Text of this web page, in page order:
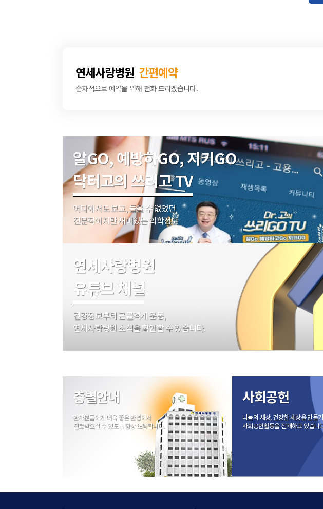
강남 연세사랑병원은 이용자의 신용정보를 포함한 개인신상정보의 보안에 대하
강남 연세사랑병원은 이용자가 원하지 않는 영리목적의 광고성 전자우편을 발송하
이용자는 서비스를 이용할 때 다음 각호의 행위를 하지 않아야 합니다.
이용자의 아이디 및 비밀번호의 관리의 부실로 인한 모든 책임은 이용자가 부담합
이용자는 아이디 및 비밀번호를 도난당하거나 제3자에게 사용되고 있음을 인
합니다.
강남 연세사랑병원이 작성한 저작물에 대한 저작권 기타 지적재산권은 강남 연세사
이용자는 홈페이지를 이용함으로써 얻은 정보를 강남 연세사랑병원의 사전 승낙
하여서는 안됩니다.
강남 연세사랑병원과 이용자는 서비스와 관련하여 발생한 분쟁을 원활하게 해결하
강남 연세사랑병원은 이용자로부터 제출되는 불만사항 및 의견은 우선적으로 그
해 드립니다.
강남 연세사랑병원과 이용자간에 서비스 이용으로 발생한 분쟁에 관한 소송은 강
강남 연세사랑병원과 이용자간에 제기된 소송에는 대한민국법을 적용합니다.
제 1 장 총 칙
제1조 (목적)
이 약관은 강남 연세사랑병원(이하 "병원"라 합니다)이 홈페이지에서 제공하는
제2조 (정의)
이 약관에서 사용하는 용어의 정의는 다음과 같습니다.
1. "이용자"라 함은 홈페이지에 접속하여 이 약관에 따라 홈페이지가 제공하
2. "회원"이라 함은 홈페이지에 개인정보를 제공하여 회원등록을 한 자로서,
있는 자를 말합니다.
3. "비회원"이라 함은 회원에 가입하지 않고 병원 홈페이지에서 제공하는 서
① 이 약관은 병원 홈페이지에 게시하여 공시함으로써 효력이 발생합니다.
② 병원은 합리적인 사유가 발생될 경우에는 이 약관을 변경할 수 있으며, 약
③ 제2항에 의거, 변경된 약관은 제1항과 같은 방법으로 효력이 발생합니다.
④ 회원은 변경된 약관 사항에 동의하지 않으면 서비스 이용을 중단하고 이
⑤ 약관의 효력 발생일 이후의 계속적인 서비스 이용은 약관의 변경사항에 동
제4조 (약관외 준칙)
이 약관에 명시되지 않은 사항이 관계 법령에 규정되어 있을 경우에는 그 규정
제 2 장 회원 가입 및 서비스 이용
제5조 (서비스 이용 계약의 성립)
① 병원 홈페이지상 서비스 이용 계약은 이용자가 회원 가입에 따른 서비스
② 이용자가 회원에 가입하여 병원 홈페이지상 서비스를 이용하고자 하는 경
④ 병원은 다음 각 호에 해당하는 서비스 이용 신청에 대하여는 이를 승낙하
- 서비스 이용이나 서비스 제공 업무 처리 과정에서 다음과 같은 정보들이 자동으
적으로만 사용하며 이용 목적이 변경될 시에는 사전 동의를 구할 것입니다.
제3조 (개인정보의 보유기간)
① 보유기간을 회원에게 미리 고지하고 그 보유기간이 경과하지 아니한 경우와
② 수집 또는 제공받은 목적이 달성된 경우에도 상법 등 법령의 규정에 의해 보존
이 있는 경우에 개인정보를 보유합니다.
제4조 (개인정보의 파기절차 및 파기방법)
병원은 수집목적 또는 제공받은 목적이 달성된 경우에도 관련 법령의 규정에 의
파기합니다.
파기절차 : 파기방법에 의하여 즉시 파기
파기방법 : 전자적 파일 형태로 저장된 개인정보는 기록을 재생할 수 없는 기술적 방법을 사용하여
제5조 (정보주체 및 법정대리인의 권리와 그 행사방법)
1. 이용자는 다음과 같은 권리를 행사할 수 있으며, 만14세 미만 아동의 법정대
다만, 진료와 관련된 정보는 이용자는 방문 이외의 전화·우편·FAX 등 기타 신청
[개인정보 열람 요구]
가. 병원에서 보유하고 있는 개인정보파일은 개인정보 보호법 제35조(개인정보
나. 이용자 본인의 진료정보에 대한 열람/증명 접수 처리 시에는 이용자의 신분
다. 이용자의 대리인이 방문하여 진료정보의 열람/증명을 요구하는 경우에는 대
마. 홈페이지의 경우 병원 홈페이지(http://www.yonserang.com)에 로그인하여
[개인정보 정정·삭제 요구]
바. 병원에서 보유하고 있는 개인정보파일은 개인정보 보호법 제36조(개인정보
로 명시되어 있는 경우에는 그 삭제를 요구할 수 없습니다.
사. 홈페이지의 경우 병원 홈페이지(http://www.yonserang.com)에 로그인 하신
「회원정보수정」에서 개인정보 수정이 가능합니다. 삭제를 원하실 경우 「회
[개인정보 처리정지 요구]
에 의하여 처리정지 요구가 거절 될 수 있습니다.
연세사랑병원 간편예약
순차적으로 예약을 위해 전화 드리겠습니다.
알GO, 예방하GO, 지키GO
닥터고의 쓰리고 TV
어디에서도 보고, 들을 수 없었던
전문적이지만 재미있는 의학정보
연세사랑병원
유튜브 채널
건강정보부터 근골격계 운동,
연세사랑병원 소식을 확인할 수 있습니다.
층별안내
환자분들에게 더욱 좋은 환경에서
진료받으실 수 있도록 항상 노력합니다.
사회공헌
나눔의 세상, 건강한 세상을 만들
사회공헌활동을 전개하고 있습니